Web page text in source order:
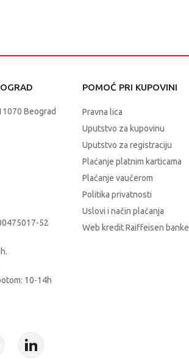
Beograd
52
10-14h
POMOĆ PRI KUPOVINI
Pravna lica
Uputstvo za kupovinu
Uputstvo za registraciju
Plaćanje platnim karticama
Plaćanje vaučerom
Politika privatnosti
Uslovi i način plaćanja
Web kredit Raiffeisen banke